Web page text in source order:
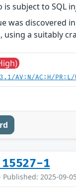
is subject to SQL
was discovered
using a suitably
AV:N/AC:H/
1
Published: 2025-09-